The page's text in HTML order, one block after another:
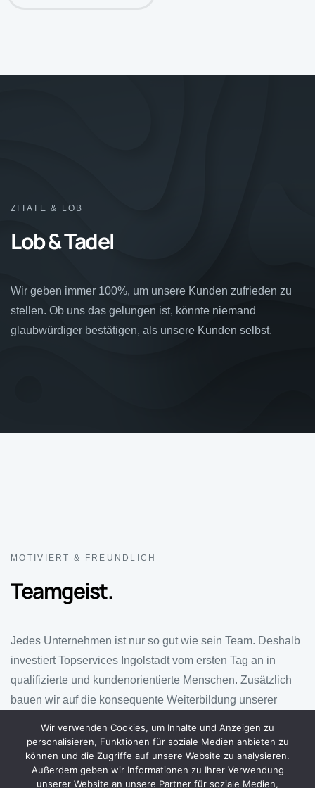
ZITATE & LOB
Lob & Tadel
Wir geben immer 100%, um unsere Kunden zufrieden zu
stellen. Ob uns das gelungen ist, könnte niemand
glaubwürdiger bestätigen, als unsere Kunden selbst.
MOTIVIERT & FREUNDLICH
Teamgeist.
Jedes Unternehmen ist nur so gut wie sein Team. Deshalb
investiert Topservices Ingolstadt vom ersten Tag an in
qualifizierte und kundenorientierte Menschen. Zusätzlich
bauen wir auf die konsequente Weiterbildung unserer
ÜBER UNS
Wir verwenden Cookies, um Inhalte und Anzeigen zu
personalisieren, Funktionen für soziale Medien anbieten zu
können und die Zugriffe auf unsere Website zu analysieren.
Außerdem geben wir Informationen zu Ihrer Verwendung
unserer Website an unsere Partner für soziale Medien,